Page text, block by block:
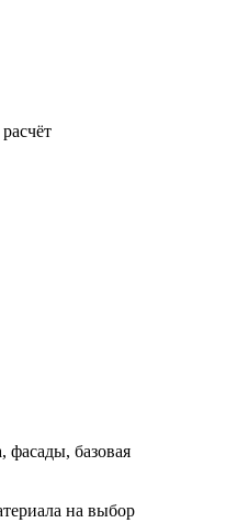
фасады, базовая
на выбор